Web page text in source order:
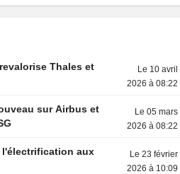
Thales et
Le 10 avril
2026 à 08:22
sur Airbus et
Le 05 mars
2026 à 08:22
l'électrification aux
Le 23 février
2026 à 10:09